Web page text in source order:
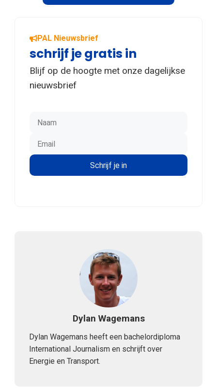
PAL Nieuwsbrief
schrijf je gratis in
Blijf op de hoogte met onze dagelijkse
nieuwsbrief
Dylan Wagemans
Dylan Wagemans heeft een bachelordiploma
International Journalism en schrijft over
Energie en Transport.